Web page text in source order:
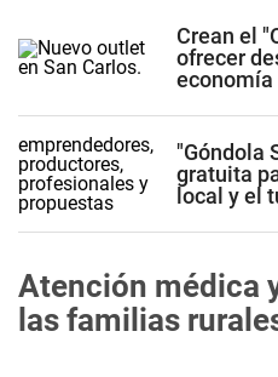
Crean el
ofrecer
economía
"Góndola
gratuita
local y el
Atención médica
las familias